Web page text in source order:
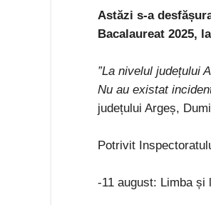
Astăzi s-a
Bacalaureat 2025,
”La nivelul județului
Nu au existat
județului Argeș,
Potrivit
-11 august: Limba și